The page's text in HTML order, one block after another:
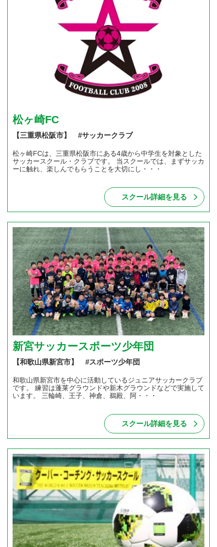
松ヶ崎FC
【三重県松阪市】 #サッカークラブ
松ヶ崎FCは、三重県松阪市にある4歳から中学生を対象とした
サッカースクール・クラブです。 当スクールでは、まずサッカ
ーに触れ、楽しんでもらうことを大切にし・・・
スクール詳細を見る
新宮サッカースポーツ少年団
【和歌山県新宮市】 #スポーツ少年団
和歌山県新宮市を中心に活動しているジュニアサッカークラブ
です。 練習は蓬莱グラウンドや新木グラウンドなどで実施して
います。 三輪崎、王子、神倉、鵜殿、阿・・・
スクール詳細を見る